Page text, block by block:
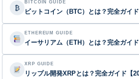
₿
BITCOIN GUIDE
ビットコイン（BTC）とは？完全ガイド
ETHEREUM GUIDE
イーサリアム（ETH）とは？完全ガイド
XRP GUIDE
リップル開発XRPとは？完全ガイド【